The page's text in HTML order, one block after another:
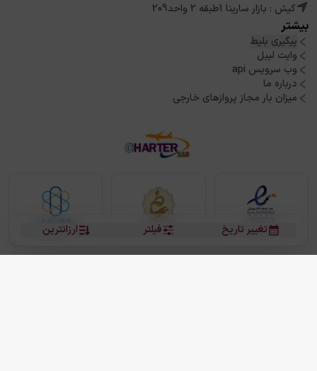
ارزانترین فیلتر تغییر تاریخ
کیش : بازار سارینا 1طبقه 2 واحد209
بیشتر
پیگیری بلیط
وایت لیبل
وب سرویس api
درباره ما
میزان بار مجاز پروازهای خارجی